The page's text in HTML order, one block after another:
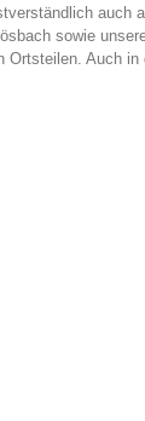
auch
sowie
Ortsteilen. Auch in